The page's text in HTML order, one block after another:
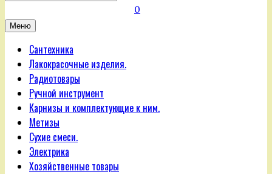
0
Меню
Сантехника
Лакокрасочные изделия.
Радиотовары
Ручной инструмент
Карнизы и комплектующие к ним.
Метизы
Сухие смеси.
Электрика
Хозяйственные товары